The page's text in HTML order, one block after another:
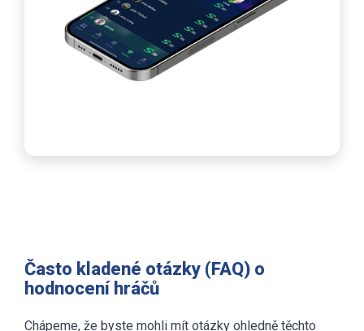
Často kladené otázky (FAQ) o
hodnocení hráčů
Chápeme, že byste mohli mít otázky ohledně těchto